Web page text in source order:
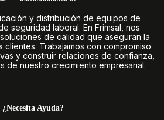
¿Necesita Ayuda?
y distribución de equipos de
seguridad laboral. En Frimsal, nos
de calidad que aseguran la
clientes. Trabajamos con compromiso
y construir relaciones de confianza,
de nuestro crecimiento empresarial.